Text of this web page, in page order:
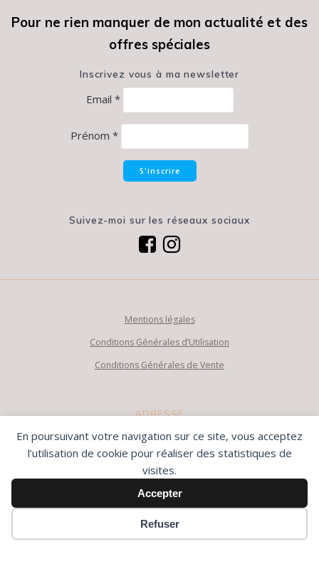
En poursuivant votre navigation sur ce site, vous acceptez
l’utilisation de cookie pour réaliser des statistiques de
visites.
Accepter
Refuser
Pour ne rien manquer de mon actualité et des
offres spéciales
Inscrivez vous à ma newsletter
Email *
Prénom *
Suivez-moi sur les réseaux sociaux
Mentions légales
Conditions Générales d’Utilisation
Conditions Générales de Vente
ADRESSE
11 avenue Cyrille Besset – Nice
Tramway : Valrose-Université (3mn)
Parking : Jeanne d’Arc (5mn)
HORAIRES